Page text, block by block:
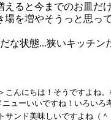
えると今までのお皿だ
場を増やそうっと思っ
な状態...狭いキッチン
こんにちは！そうですよね
ューいいですね！いろいろ
サンド美味しいですよね（